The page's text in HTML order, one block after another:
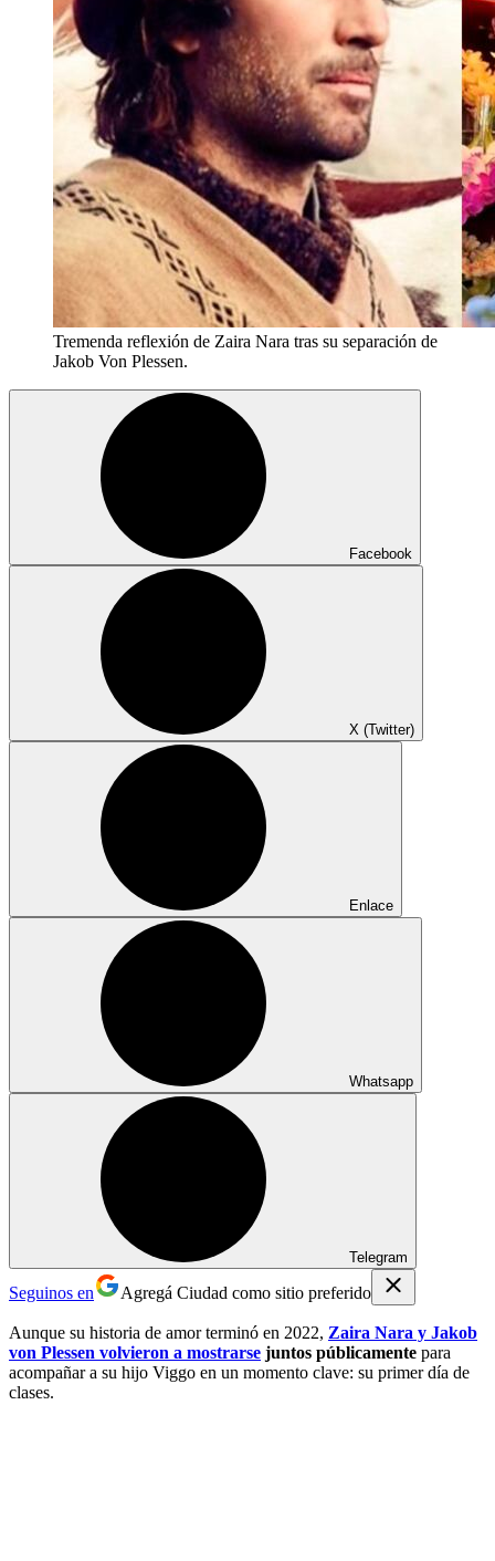
Tremenda reflexión de Zaira Nara tras su separación de
Jakob Von Plessen.
Facebook
X (Twitter)
Enlace
Whatsapp
Telegram
Seguinos en Agregá Ciudad como sitio preferido
Aunque su historia de amor terminó en 2022, Zaira Nara y Jakob
von Plessen volvieron a mostrarse juntos públicamente para
acompañar a su hijo Viggo en un momento clave: su primer día de
clases.